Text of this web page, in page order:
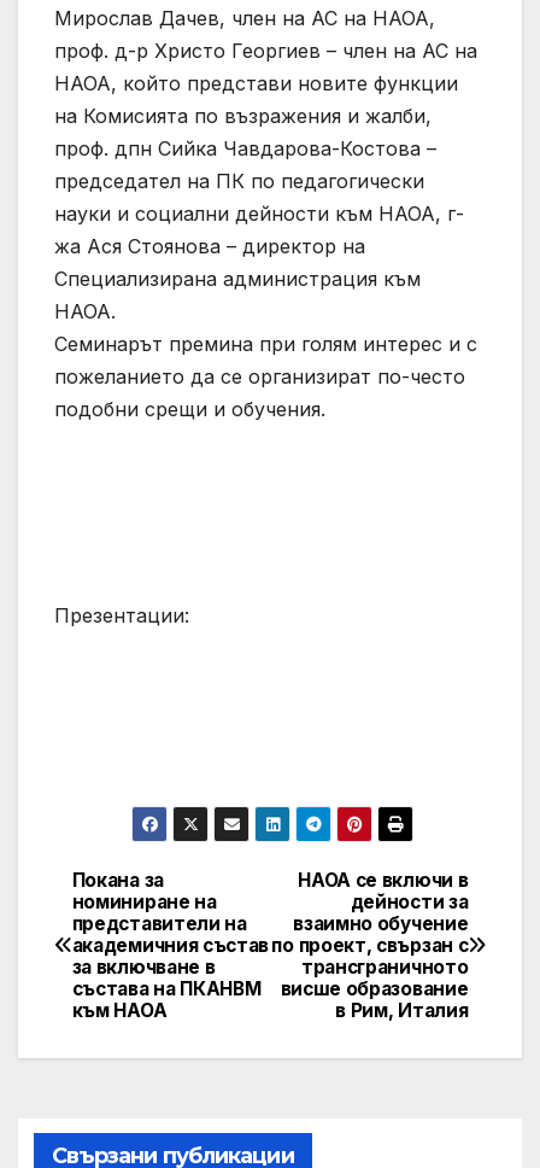
Мирослав Дачев, член на АС на НАОА,
проф. д-р Христо Георгиев – член на АС на
НАОА, който представи новите функции
на Комисията по възражения и жалби,
проф. дпн Сийка Чавдарова-Костова –
председател на ПК по педагогически
науки и социални дейности към НАОА, г-
жа Ася Стоянова – директор на
Специализирана администрация към
НАОА.
Семинарът премина при голям интерес и с
пожеланието да се организират по-често
подобни срещи и обучения.
Презентации:
Post
navigation
НАОА се включи в
дейности за
взаимно обучение
по проект, свързан с
трансграничното
висше образование
в Рим, Италия
Покана за
номиниране на
представители на
академичния състав
за включване в
състава на ПКАНВМ
към НАОА
Свързани публикации